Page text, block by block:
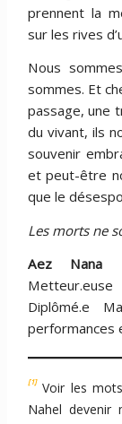
prennent la
sur les rives
Nous
sommes. Et
passage, une
du vivant, ils
souvenir
et peut-être
que le
Les morts ne
Aez Nana
Diplômé.e
performances
[1]Voir les
Nahel devenir